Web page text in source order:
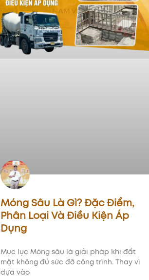
Móng Sâu Là Gì? Đặc Điểm,
Phân Loại Và Điều Kiện Áp
Dụng
Mục lục Móng sâu là giải pháp khi đất
mặt không đủ sức đỡ công trình. Thay vì
dựa vào